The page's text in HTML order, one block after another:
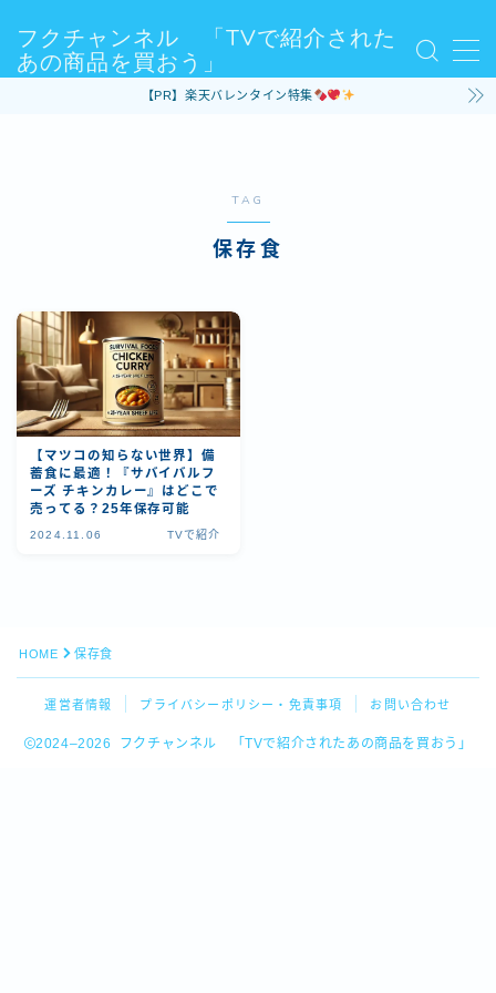
フクチャンネル 「TVで紹介された
あの商品を買おう」
MENU
利用規約／特定商取引法に基づく表記
有料記事の決済完了ページ
【PR】楽天バレンタイン特集
TAG
保存食
【マツコの知らない世界】備
蓄食に最適！『サバイバルフ
ーズ チキンカレー』はどこで
売ってる？25年保存可能
2024.11.06 TVで紹介
HOME 保存食
運営者情報 プライバシーポリシー・免責事項 お問い合わせ
2024–2026 フクチャンネル 「TVで紹介されたあの商品を買おう」